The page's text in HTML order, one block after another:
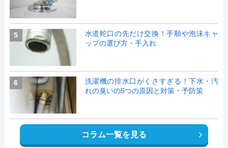
5
水道蛇口の先だけ交換！手順や泡沫キャ
ップの選び方・手入れ
6
洗濯機の排水口がくさすぎる！下水・汚
れの臭いの5つの原因と対策・予防策
コラム一覧を見る